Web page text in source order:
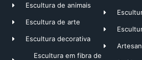
Escultura de animais
Escultura de arte
Escultura decorativa
Escultura em fibra de